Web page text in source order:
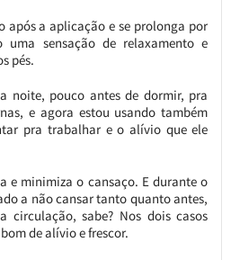
após a aplicação e se prolonga por
uma sensação de relaxamento e
pés.
noite, pouco antes de dormir, pra
e agora estou usando também
pra trabalhar e o alívio que ele
e minimiza o cansaço. E durante o
a não cansar tanto quanto antes,
circulação, sabe? Nos dois casos
de alívio e frescor.